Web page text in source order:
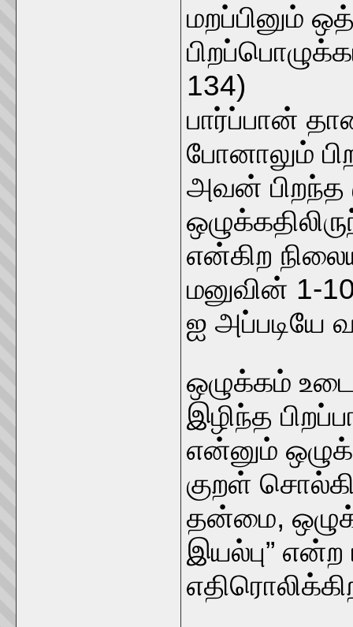
மறப்பினும்
134)
பார்ப்பான்
போனாலும்
அவன் பிறந்த
என்கிற
மனுவின் 1-
ஐ அப்படியே
ஒழுக்கம்
இழிந்த
என்னும்
குறள்
தன்மை,
இயல்பு”